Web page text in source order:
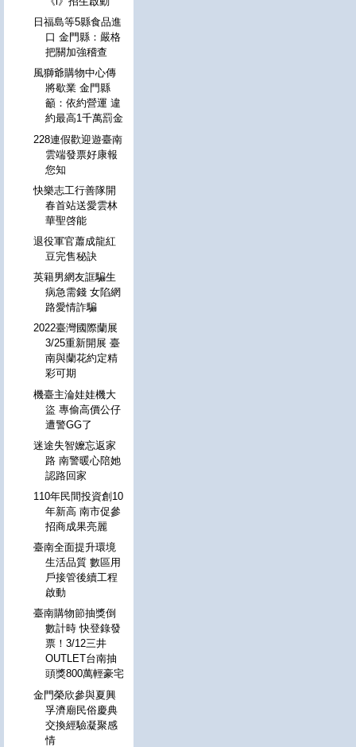
日福島等5縣食品進
口 金門縣：嚴格
把關加強稽查
風獅爺購物中心傳
將歇業 金門縣
籲：依約營運 違
約最高1千萬罰金
228連假歡迎遊臺南
雲端發票好康報
您知
快樂志工行善隊開
春首站送愛雲林
華聖啓能
退役軍官蕭成龍紅
豆完售秘訣
英籍男網友誆騙生
病急需錢 女陷網
路愛情詐騙
2022臺灣國際蘭展
3/25重新開展 臺
南與蘭花約定精
彩可期
機臺主淪娃娃機大
盜 專偷高價公仔
遭警GG了
迷途失智嬤忘返家
路 南警暖心陪她
認路回家
110年民間投資創10
年新高 南市促參
招商成果亮麗
臺南全面提升環境
生活品質 數區用
戶接管後續工程
啟動
臺南購物節抽獎倒
數計時 快登錄發
票！3/12三井
OUTLET台南抽
頭獎800萬輕豪宅
金門榮欣參與夏興
孚濟廟民俗慶典
交換經驗凝聚感
情